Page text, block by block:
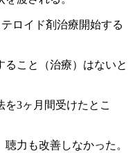
ロイド剤治療開始する
ること（治療）はないと
3ヶ月間受けたとこ
力も改善しなかった。